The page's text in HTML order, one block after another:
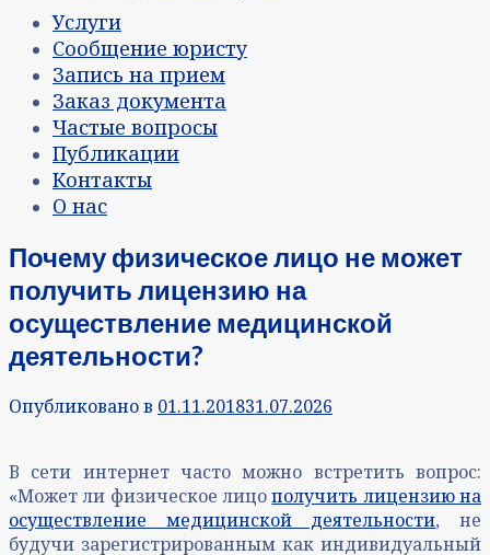
Услуги
Сообщение юристу
Запись на прием
Заказ документа
Частые вопросы
Публикации
Контакты
О нас
Почему физическое лицо не может
получить лицензию на
осуществление медицинской
деятельности?
Опубликовано в 01.11.201831.07.2026
В сети интернет часто можно встретить вопрос:
«Может ли физическое лицополучить лицензию на
осуществление медицинской деятельности, не
будучи зарегистрированным как индивидуальный